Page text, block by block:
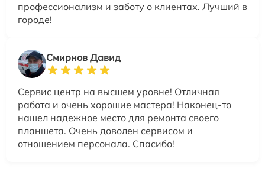
профессионализм и заботу о клиентах. Лучший в
городе!
Смирнов Давид
Сервис центр на высшем уровне! Отличная
работа и очень хорошие мастера! Наконец-то
нашел надежное место для ремонта своего
планшета. Очень доволен сервисом и
отношением персонала. Спасибо!